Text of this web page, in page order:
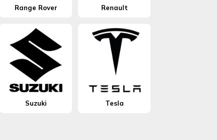
Range Rover Renault
Suzuki Tesla